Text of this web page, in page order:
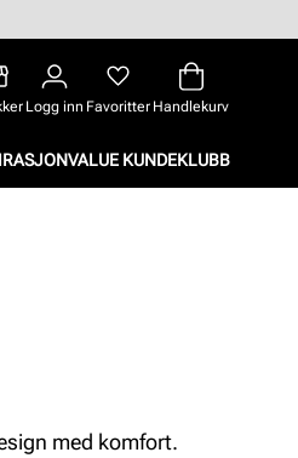
Logg inn Favoritter Handlekurv
VALUE KUNDEKLUBB
med komfort.